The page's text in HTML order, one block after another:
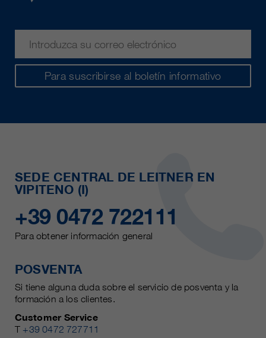
Para suscribirse al boletín informativo
SEDE CENTRAL DE LEITNER EN
VIPITENO (I)
+39 0472 722111
Para obtener información general
POSVENTA
Si tiene alguna duda sobre el servicio de posventa y la
formación a los clientes.
Customer Service
T +39 0472 727711